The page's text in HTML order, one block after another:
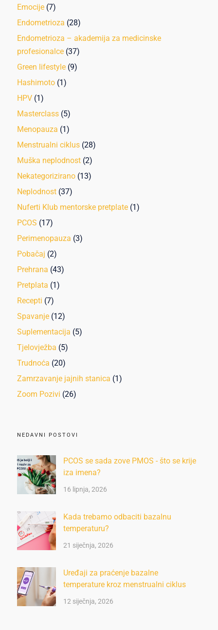
Emocije (7)
Endometrioza (28)
Endometrioza – akademija za medicinske
profesionalce (37)
Green lifestyle (9)
Hashimoto (1)
HPV (1)
Masterclass (5)
Menopauza (1)
Menstrualni ciklus (28)
Muška neplodnost (2)
Nekategorizirano (13)
Neplodnost (37)
Nuferti Klub mentorske pretplate (1)
PCOS (17)
Perimenopauza (3)
Pobačaj (2)
Prehrana (43)
Pretplata (1)
Recepti (7)
Spavanje (12)
Suplementacija (5)
Tjelovježba (5)
Trudnoća (20)
Zamrzavanje jajnih stanica (1)
Zoom Pozivi (26)
NEDAVNI POSTOVI
PCOS se sada zove PMOS - što se krije
iza imena?
16 lipnja, 2026
Kada trebamo odbaciti bazalnu
temperaturu?
21 siječnja, 2026
Uređaji za praćenje bazalne
temperature kroz menstrualni ciklus
12 siječnja, 2026